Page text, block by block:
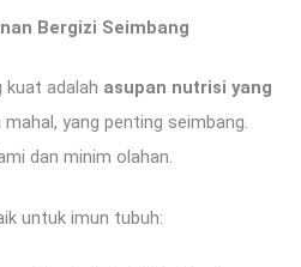
Bergizi Seimbang
kuat adalah asupan nutrisi yang
mahal, yang penting seimbang.
dan minim olahan.
untuk imun tubuh: